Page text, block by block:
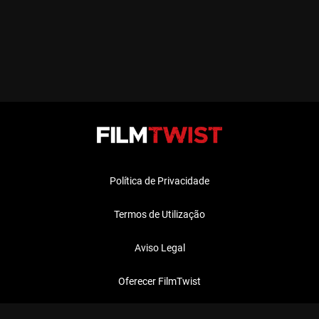
Política de Privacidade
Termos de Utilização
Aviso Legal
Oferecer FilmTwist